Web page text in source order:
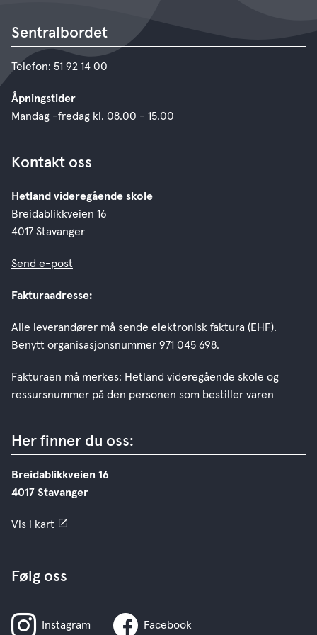
Sentralbordet
Telefon: 51 92 14 00
Åpningstider
Mandag -fredag kl. 08.00 - 15.00
Kontakt oss
Hetland videregående skole
Breidablikkveien 16
4017 Stavanger
Send e-post
Fakturaadresse:
Alle leverandører må sende elektronisk faktura (EHF).
Benytt organisasjonsnummer 971 045 698.
Fakturaen må merkes: Hetland videregående skole og
ressursnummer på den personen som bestiller varen
Her finner du oss:
Breidablikkveien 16
4017 Stavanger
Vis i kart
Følg oss
Instagram Facebook